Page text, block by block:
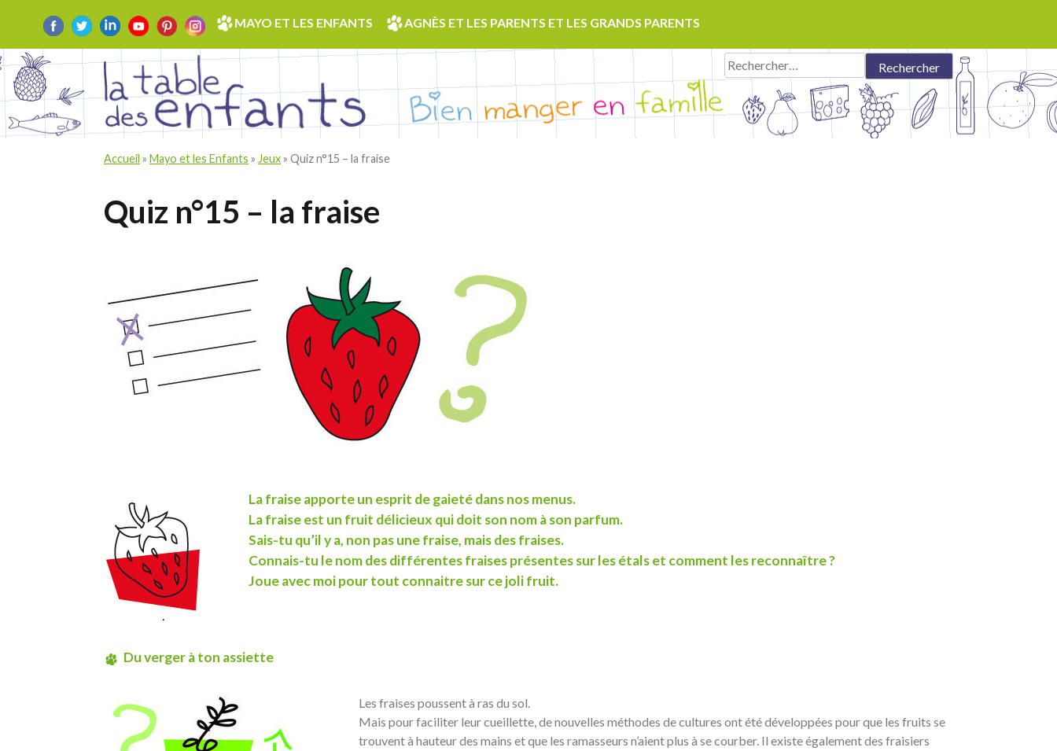
content
MAYO ET LES ENFANTS AGNÈS ET LES PARENTS ET LES GRANDS PARENTS
Rechercher :
Accueil » Mayo et les Enfants » Jeux» Quiz n°15 – la fraise
Quiz n°15 – la fraise
La fraise apporte un esprit de gaieté dans nos menus.
La fraise est un fruit délicieux qui doit son nom à son parfum.
Sais-tu qu’il y a, non pas une fraise, mais des fraises.
Connais-tu le nom des différentes fraises présentes sur les étals et comment les reconnaître ?
Joue avec moi pour tout connaitre sur ce joli fruit.
Du verger à ton assiette
Les fraises poussent à ras du sol.
Mais pour faciliter leur cueillette, de nouvelles méthodes de cultures ont été développées pour que les fruits se
trouvent à hauteur des mains et que les ramasseurs n’aient plus à se courber. Il existe également des fraisiers